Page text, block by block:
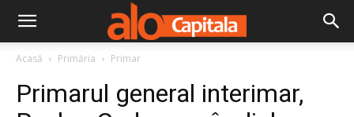
Acasă Primăria Primar
Primarul general interimar,